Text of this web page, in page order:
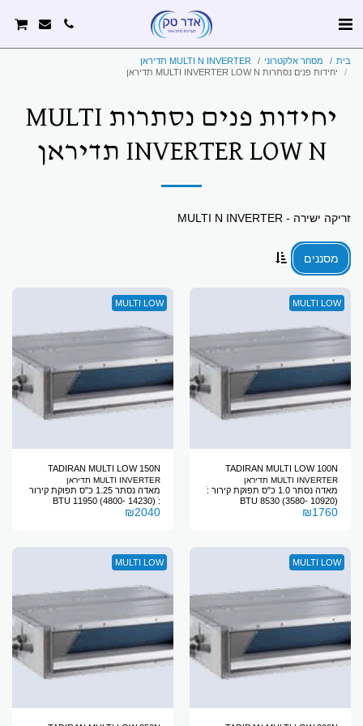
בית מסחר אלקטרוני
MULTI N INVERTER תדיראן
יחידות פנים נסתרות MULTI INVERTER LOW N תדיראן
יחידות פנים נסתרות MULTI
INVERTER LOW N תדיראן
זריקה ישירה - MULTI N INVERTER
מסננים
MULTI LOW
TADIRAN MULTI LOW 100N
MULTI INVERTER תדיראן
מאדה נסתר 1.0 כ"ס תפוקת קירור :ׁ
(10920 -3580) 8530 BTU
₪1760
MULTI LOW
TADIRAN MULTI LOW 150N
MULTI INVERTER תדיראן
מאדה נסתר 1.25 כ"ס תפוקת קירור
:ׁ (14230 -4800) 11950 BTU
₪2040
MULTI LOW
MULTI LOW